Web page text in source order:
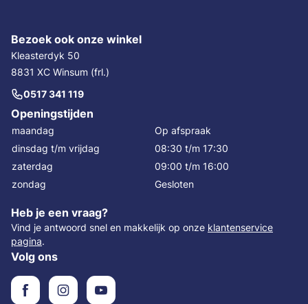
Bezoek ook onze winkel
Kleasterdyk 50
8831 XC Winsum (frl.)
0517 341 119
Openingstijden
maandag
Op afspraak
dinsdag t/m vrijdag
08:30 t/m 17:30
zaterdag
09:00 t/m 16:00
zondag
Gesloten
Heb je een vraag?
Vind je antwoord snel en makkelijk op onze klantenservice
pagina.
Volg ons